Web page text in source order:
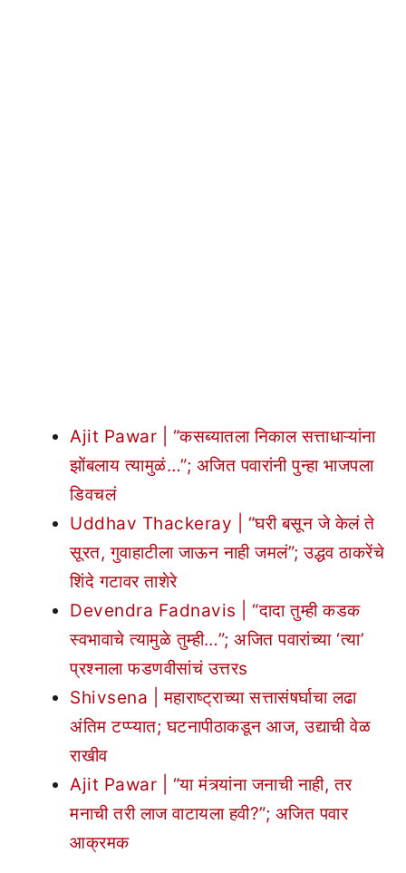
Ajit Pawar | “कसब्यातला निकाल सत्ताधाऱ्यांना
झोंबलाय त्यामुळं…”; अजित पवारांनी पुन्हा भाजपला
डिवचलं
Uddhav Thackeray | “घरी बसून जे केलं ते
सूरत, गुवाहाटीला जाऊन नाही जमलं”; उद्धव ठाकरेंचे
शिंदे गटावर ताशेरे
Devendra Fadnavis | “दादा तुम्ही कडक
स्वभावाचे त्यामुळे तुम्ही…”; अजित पवारांच्या ‘त्या’
प्रश्नाला फडणवीसांचं उत्तरs
Shivsena | महाराष्ट्राच्या सत्तासंषर्घाचा लढा
अंतिम टप्प्यात; घटनापीठाकडून आज, उद्याची वेळ
राखीव
Ajit Pawar | “या मंत्र्यांना जनाची नाही, तर
मनाची तरी लाज वाटायला हवी?”; अजित पवार
आक्रमक